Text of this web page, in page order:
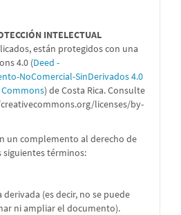
INTELECTUAL
están protegidos con una
4.0 (Deed -
NoComercial-SinDerivados 4.0
) de Costa Rica. Consulte
licenses/by-
un complemento al derecho de
términos:
(es decir, no se puede
ni ampliar el documento).